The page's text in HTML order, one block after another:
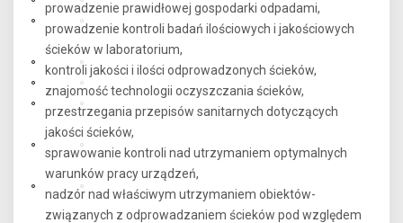
prowadzenie prawidłowej gospodarki odpadami,
prowadzenie kontroli badań ilościowych i jakościowych
ścieków w laboratorium,
kontroli jakości i ilości odprowadzonych ścieków,
znajomość technologii oczyszczania ścieków,
przestrzegania przepisów sanitarnych dotyczących
jakości ścieków,
sprawowanie kontroli nad utrzymaniem optymalnych
warunków pracy urządzeń,
nadzór nad właściwym utrzymaniem obiektów-
związanych z odprowadzaniem ścieków pod względem